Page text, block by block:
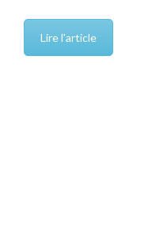
Lire l'article